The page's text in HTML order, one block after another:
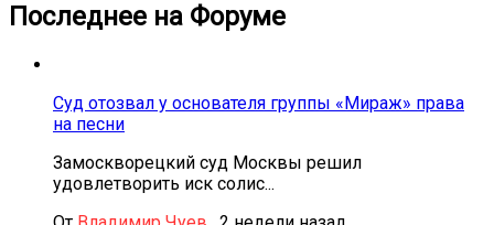
Последнее на Форуме
Суд отозвал у основателя группы «Мираж» права
на песни
Замоскворецкий суд Москвы решил
удовлетворить иск солис...